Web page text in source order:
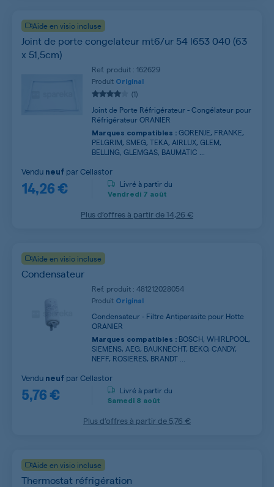
Aide en visio incluse
Joint de porte congelateur mt6/ur 54 l653 040 (63
x 51,5cm)
Ref. produit : 162629
Produit Original
(1)
Joint de Porte Réfrigérateur - Congélateur pour
Réfrigérateur ORANIER
Marques compatibles : GORENJE, FRANKE,
PELGRIM, SMEG, TEKA, AIRLUX, GLEM,
BELLING, GLEMGAS, BAUMATIC ...
14,26 €
Vendu neuf parCellastor
Livré à partir du
Vendredi 7 août
Plus d’offres à partir de14,26 €
Aide en visio incluse
Condensateur
Ref. produit : 481212028054
Produit Original
Condensateur - Filtre Antiparasite pour Hotte
ORANIER
Marques compatibles : BOSCH, WHIRLPOOL,
SIEMENS, AEG, BAUKNECHT, BEKO, CANDY,
NEFF, ROSIERES, BRANDT ...
5,76 €
Vendu neuf parCellastor
Livré à partir du
Samedi 8 août
Plus d’offres à partir de 5,76 €
Aide en visio incluse
Thermostat réfrigération